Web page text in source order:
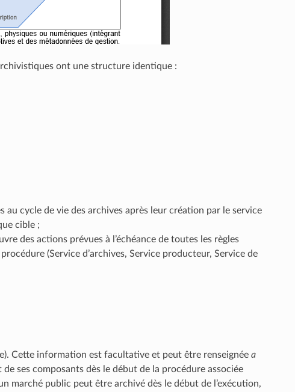
ont une structure identique :
au cycle de vie des archives après leur création par le service
cible ;
des actions prévues à l’échéance de toutes les règles
(Service d’archives, Service producteur, Service de
Cette information est facultative et peut être renseignée a
ses composants dès le début de la procédure associée
marché public peut être archivé dès le début de l’exécution,